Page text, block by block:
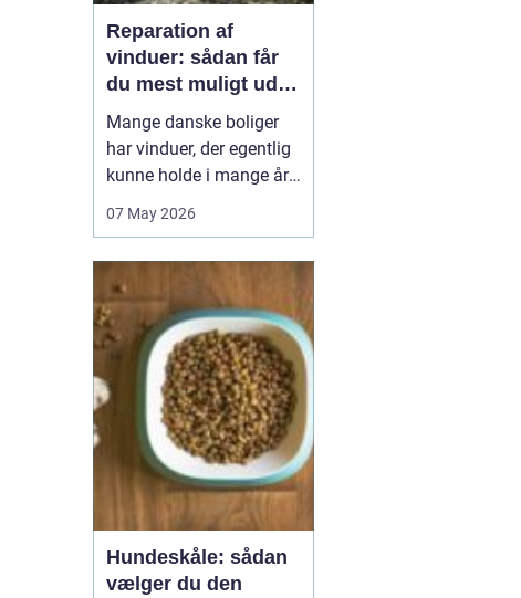
Reparation af
vinduer: sådan får
du mest muligt ud af
dine gamle rammer
Mange danske boliger
har vinduer, der egentlig
kunne holde i mange år
rigtige pleje. I stedet
for tidligt. Med den rette
reparation af vinduer
kan du bevare husets
oprindelige udtryk,
forbedre ko...
07 May 2026
Hundeskåle: sådan
vælger du den